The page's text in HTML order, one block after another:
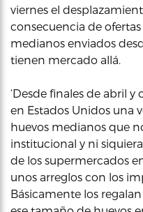
viernes el
consecuencia de
medianos enviados
tienen mercado allá.
‘Desde finales de abril
en Estados Unidos una
huevos medianos que
institucional y ni
de los supermercados
unos arreglos con los
Básicamente los